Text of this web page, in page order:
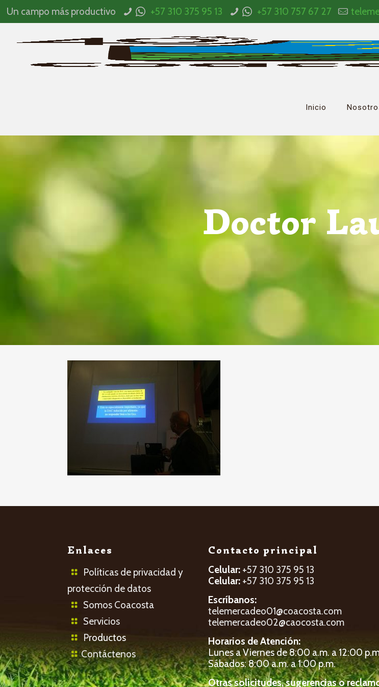
Un campo más productivo +57 310 375 95 13 +57 310 757 67 27
Inicio
Doctor
Enlaces
Políticas de privacidad y
protección de datos
Somos Coacosta
Servicios
Productos
Contáctenos
Contacto principal
Celular: +57 310 375 95 13
Celular: +57 310 375 95 13
Escríbanos:
telemercadeo01@coacosta.com
telemercadeo02@caocosta.com
Horarios de Atención:
Lunes a Viernes de 8:00 a.m. a 12:00
Sábados: 8:00 a.m. a 1:00 p.m.
Otras solicitudes, sugerencias o